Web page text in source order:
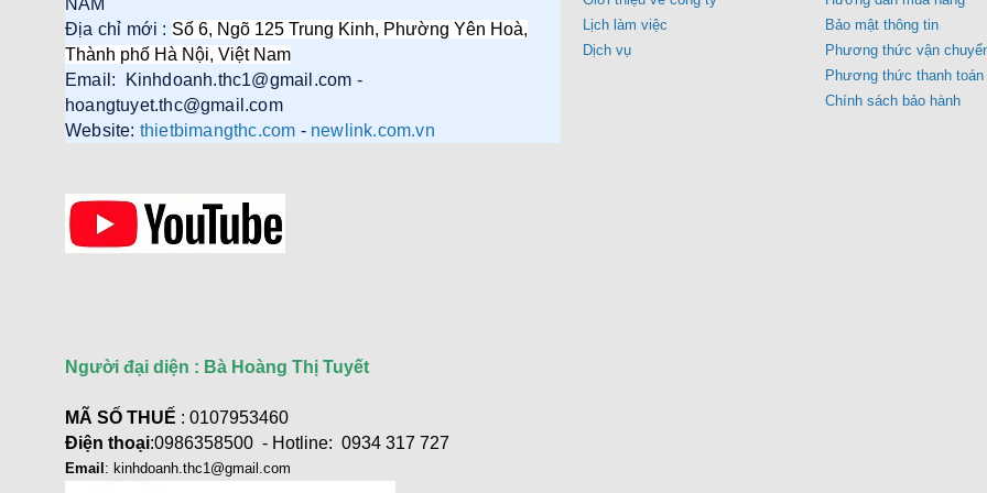
Cáp điều khiển 2 đôi 22AWG
(Belden Control 22AWG 2pair
cable 305m cuộn) - (8723) cao
Cáp Displayport 2.1 dài 2M độ
Ugreen 55568 cao cấp
Giá: 290,000 VNĐ
NAM
Địa chỉ mới : Số 6, Ngõ 125 Trung Kinh, Phường Yên Hoà,
Thành phố Hà Nội, Việt Nam
Email: Kinhdoanh.thc1@gmail.com -
hoangtuyet.thc@gmail.com
Website: thietbimangthc.com - newlink.com.vn
Người đại diện : Bà Hoàng Thị Tuyết
MÃ SỐ THUẾ : 0107953460
Điện thoại:0986358500 - Hotline: 0934 317 727
Email : kinhdoanh.thc1@gmail.com
Lịch làm việc
Dịch vụ
Bảo mật thông tin
Phương thức vận
Phương thức thanh toán
Chính sách bảo hành